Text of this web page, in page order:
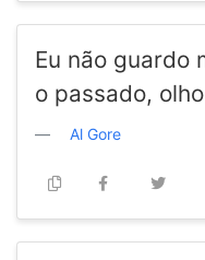
Eu não guardo
o passado,
Al Gore